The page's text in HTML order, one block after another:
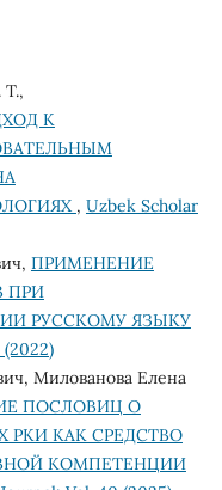
К
, Uzbek Scholar
ПРИМЕНЕНИЕ
ПРИ
РУССКОМУ ЯЗЫКУ
(2022)
Милованова Елена
ПОСЛОВИЦ О
РКИ КАК СРЕДСТВО
КОМПЕТЕНЦИИ